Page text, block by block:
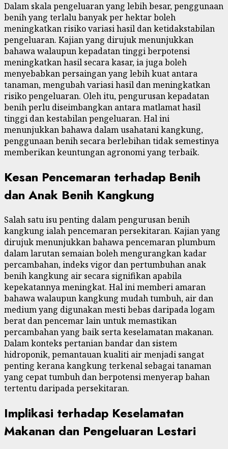
Dalam skala pengeluaran yang lebih besar, penggunaan
benih yang terlalu banyak per hektar boleh
meningkatkan risiko variasi hasil dan ketidakstabilan
pengeluaran. Kajian yang dirujuk menunjukkan
bahawa walaupun kepadatan tinggi berpotensi
meningkatkan hasil secara kasar, ia juga boleh
menyebabkan persaingan yang lebih kuat antara
tanaman, mengubah variasi hasil dan meningkatkan
risiko pengeluaran. Oleh itu, pengurusan kepadatan
benih perlu diseimbangkan antara matlamat hasil
tinggi dan kestabilan pengeluaran. Hal ini
menunjukkan bahawa dalam usahatani kangkung,
penggunaan benih secara berlebihan tidak semestinya
memberikan keuntungan agronomi yang terbaik.
Kesan Pencemaran terhadap Benih
dan Anak Benih Kangkung
Salah satu isu penting dalam pengurusan benih
kangkung ialah pencemaran persekitaran. Kajian yang
dirujuk menunjukkan bahawa pencemaran plumbum
dalam larutan semaian boleh mengurangkan kadar
percambahan, indeks vigor dan pertumbuhan anak
benih kangkung air secara signifikan apabila
kepekatannya meningkat. Hal ini memberi amaran
bahawa walaupun kangkung mudah tumbuh, air dan
medium yang digunakan mesti bebas daripada logam
berat dan pencemar lain untuk memastikan
percambahan yang baik serta keselamatan makanan.
Dalam konteks pertanian bandar dan sistem
hidroponik, pemantauan kualiti air menjadi sangat
penting kerana kangkung terkenal sebagai tanaman
yang cepat tumbuh dan berpotensi menyerap bahan
tertentu daripada persekitaran.
Implikasi terhadap Keselamatan
Makanan dan Pengeluaran Lestari